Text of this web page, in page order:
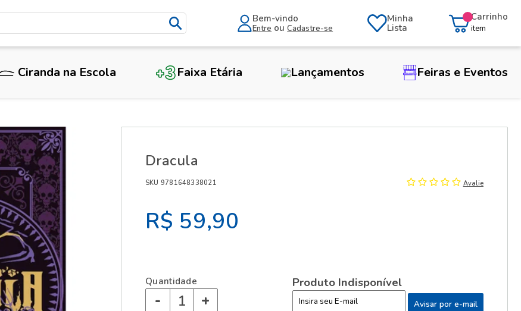
Bem-vindo
Entre ouCadastre-se
Minha
Lista
Carrinho
item
Ciranda na Escola Faixa Etária Lançamentos Feiras e Eventos
Dracula
SKU 9781648338021 Avalie
R$ 59,90
Quantidade
- +
Produto Indisponível
X